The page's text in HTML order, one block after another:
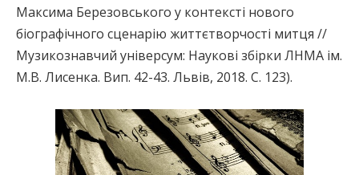
Максима Березовського у контексті нового
біографічного сценарію життєтворчості митця //
Музикознавчий універсум: Наукові збірки ЛНМА ім.
М.В. Лисенка. Вип. 42-43. Львів, 2018. С. 123).